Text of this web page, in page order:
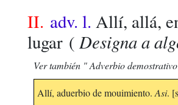
II. adv. l. Allí, allá,
lugar ( Designa a
Ver también " Adverbio
Allí, aduerbio de mouimiento. Asi.